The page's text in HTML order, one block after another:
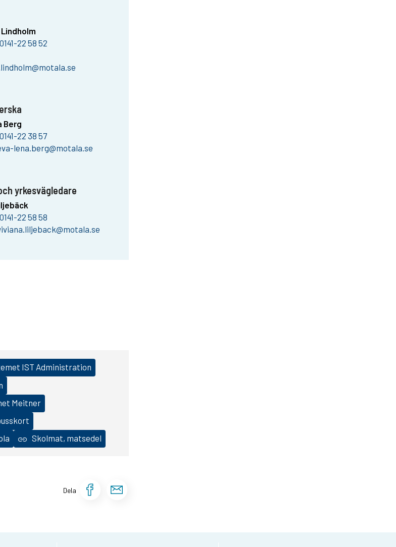
0141-22 58 52
Berg
0141-22 38 57
lena.berg@motala.se
yrkesvägledare
0141-22 58 58
IST Administration
Meitner
Skolmat, matsedel
Dela Dela sidan på Facebook